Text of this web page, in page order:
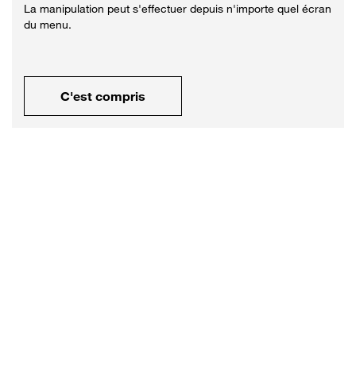
La manipulation peut s'effectuer depuis n'importe quel écran
du menu.
C'est compris